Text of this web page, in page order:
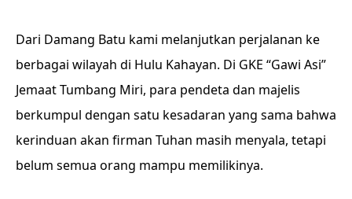
Dari Damang Batu kami melanjutkan perjalanan ke
berbagai wilayah di Hulu Kahayan. Di GKE “Gawi Asi”
Jemaat Tumbang Miri, para pendeta dan majelis
berkumpul dengan satu kesadaran yang sama bahwa
kerinduan akan firman Tuhan masih menyala, tetapi
belum semua orang mampu memilikinya.